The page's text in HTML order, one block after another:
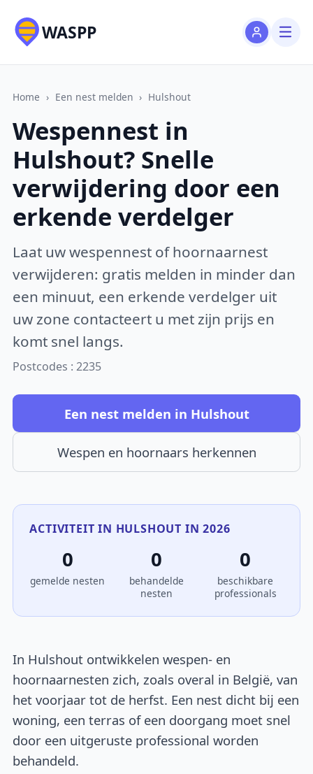
WASPP
Home › Een nest melden › Hulshout
Wespennest in
Hulshout? Snelle
verwijdering door een
erkende verdelger
Laat uw wespennest of hoornaarnest
verwijderen: gratis melden in minder dan
een minuut, een erkende verdelger uit
uw zone contacteert u met zijn prijs en
komt snel langs.
Postcodes : 2235
Een nest melden in Hulshout
Wespen en hoornaars herkennen
ACTIVITEIT IN HULSHOUT IN 2026
0
gemelde nesten
0
behandelde
nesten
0
beschikbare
professionals
In Hulshout ontwikkelen wespen- en
hoornaarnesten zich, zoals overal in België, van
het voorjaar tot de herfst. Een nest dicht bij een
woning, een terras of een doorgang moet snel
door een uitgeruste professional worden
behandeld.